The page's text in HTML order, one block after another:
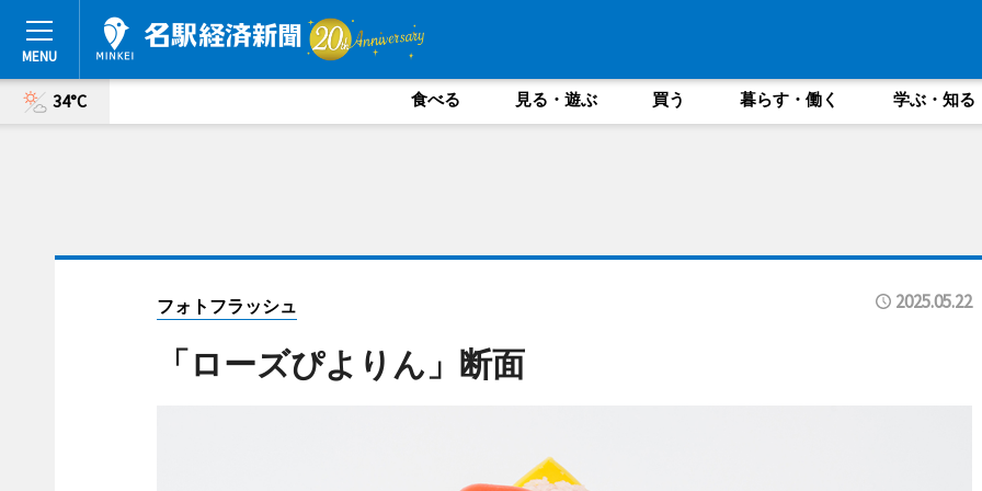
34°C 食べる 見る・遊ぶ 買う 暮らす・働く 学ぶ・知る
フォトフラッシュ 2025.05.22
「ローズぴよりん」断面